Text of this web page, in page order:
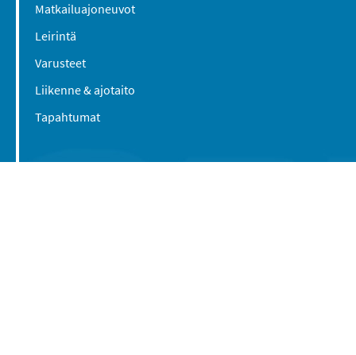
Matkailuajoneuvot
Leirintä
Varusteet
Liikenne & ajotaito
Tapahtumat